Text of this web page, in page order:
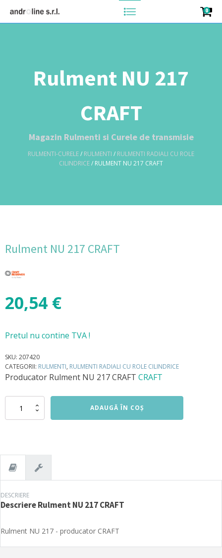
0
Rulment NU 217
CRAFT
Magazin Rulmenti si Curele de transmisie
RULMENTI-CURELE/ RULMENTI / RULMENTI RADIALI CU ROLE
CILINDRICE/ RULMENT NU 217 CRAFT
Rulment NU 217 CRAFT
20,54 €
Pretul nu contine TVA !
SKU: 207420
CATEGORII: RULMENTI, RULMENTI RADIALI CU ROLE CILINDRICE
Producator Rulment NU 217 CRAFT CRAFT
Cantitate
ADAUGĂ ÎN COȘ
DESCRIERE
DescriereRulment NU 217 CRAFT
Rulment NU 217 - producator CRAFT